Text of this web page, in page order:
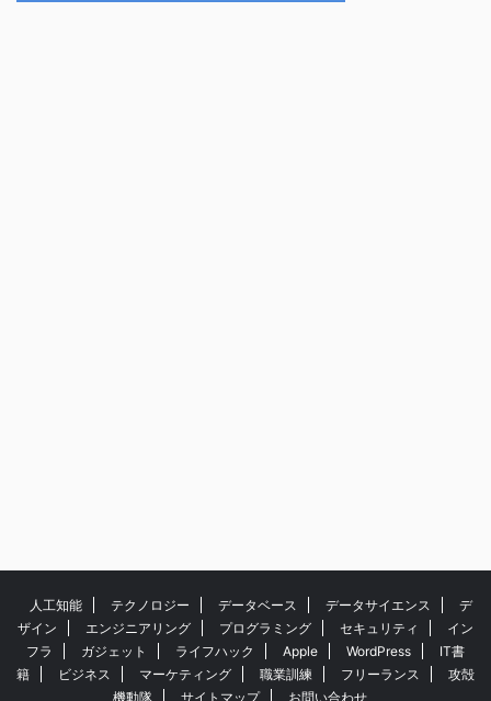
人工知能 テクノロジー データベース データサイエンス
デ
ザイン
エンジニアリング プログラミング セキュリティ
イン
フラ
ガジェット ライフハック Apple WordPress
IT書
籍
ビジネス マーケティング 職業訓練 フリーランス
攻殻
機動隊
サイトマップ お問い合わせ